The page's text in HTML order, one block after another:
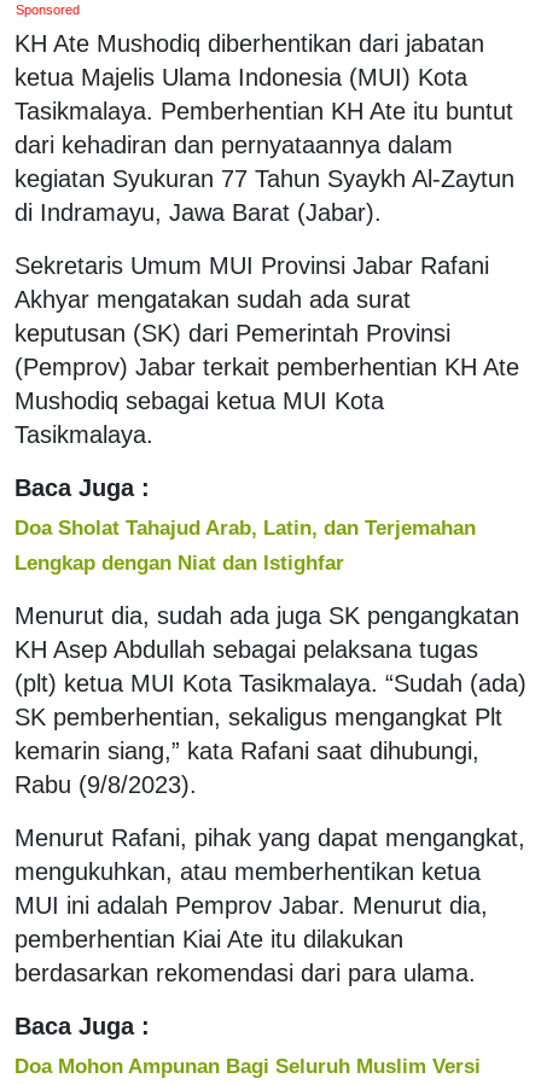
Sponsored
KH Ate Mushodiq diberhentikan dari jabatan
ketua Majelis Ulama Indonesia (MUI) Kota
Tasikmalaya. Pemberhentian KH Ate itu buntut
dari kehadiran dan pernyataannya dalam
kegiatan Syukuran 77 Tahun Syaykh Al-Zaytun
di Indramayu, Jawa Barat (Jabar).
Sekretaris Umum MUI Provinsi Jabar Rafani
Akhyar mengatakan sudah ada surat
keputusan (SK) dari Pemerintah Provinsi
(Pemprov) Jabar terkait pemberhentian KH Ate
Mushodiq sebagai ketua MUI Kota
Tasikmalaya.
Baca Juga :
Doa Sholat Tahajud Arab, Latin, dan Terjemahan
Lengkap dengan Niat dan Istighfar
Menurut dia, sudah ada juga SK pengangkatan
KH Asep Abdullah sebagai pelaksana tugas
(plt) ketua MUI Kota Tasikmalaya. “Sudah (ada)
SK pemberhentian, sekaligus mengangkat Plt
kemarin siang,” kata Rafani saat dihubungi,
Rabu (9/8/2023).
Menurut Rafani, pihak yang dapat mengangkat,
mengukuhkan, atau memberhentikan ketua
MUI ini adalah Pemprov Jabar. Menurut dia,
pemberhentian Kiai Ate itu dilakukan
berdasarkan rekomendasi dari para ulama.
Baca Juga :
Doa Mohon Ampunan Bagi Seluruh Muslim Versi